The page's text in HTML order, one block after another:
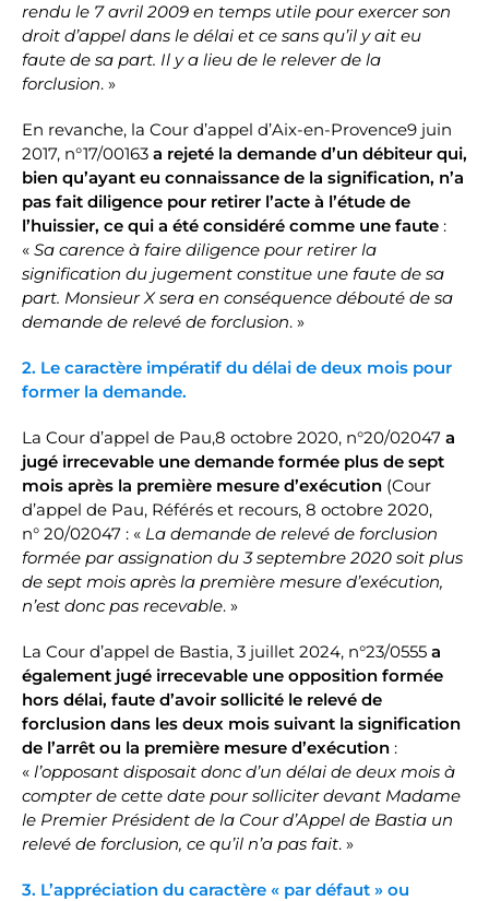
rendu le 7 avril 2009 en temps utile pour exercer son
droit d’appel dans le délai et ce sans qu’il y ait eu
faute de sa part. Il y a lieu de le relever de la
forclusion. »
En revanche, la Cour d’appel d’Aix-en-Provence9 juin
2017, n°17/00163 a rejeté la demande d’un débiteur qui,
bien qu’ayant eu connaissance de la signification, n’a
pas fait diligence pour retirer l’acte à l’étude de
l’huissier, ce qui a été considéré comme une faute :
« Sa carence à faire diligence pour retirer la
signification du jugement constitue une faute de sa
part. Monsieur X sera en conséquence débouté de sa
demande de relevé de forclusion. »
2. Le caractère impératif du délai de deux mois pour
former la demande.
La Cour d’appel de Pau,8 octobre 2020, n°20/02047 a
jugé irrecevable une demande formée plus de sept
mois après la première mesure d’exécution (Cour
d’appel de Pau, Référés et recours, 8 octobre 2020,
n° 20/02047 : « La demande de relevé de forclusion
formée par assignation du 3 septembre 2020 soit plus
de sept mois après la première mesure d’exécution,
n’est donc pas recevable. »
La Cour d’appel de Bastia, 3 juillet 2024, n°23/0555 a
également jugé irrecevable une opposition formée
hors délai, faute d’avoir sollicité le relevé de
forclusion dans les deux mois suivant la signification
de l’arrêt ou la première mesure d’exécution :
« l’opposant disposait donc d’un délai de deux mois à
compter de cette date pour solliciter devant Madame
le Premier Président de la Cour d’Appel de Bastia un
relevé de forclusion, ce qu’il n’a pas fait. »
3. L’appréciation du caractère « par défaut » ou